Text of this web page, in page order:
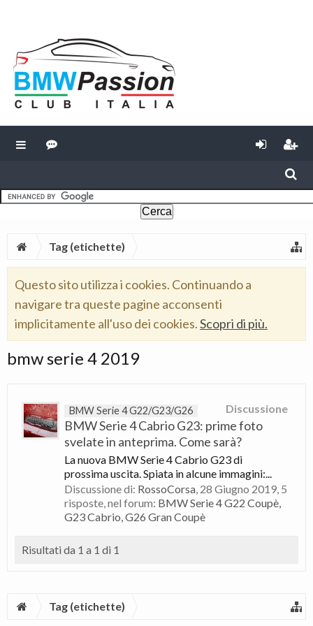
Tag (etichette)
Questo sito utilizza i cookies. Continuando a
navigare tra queste pagine acconsenti
implicitamente all'uso dei cookies.Scopri di più.
bmw serie 4 2019
Discussione
BMW Serie 4 G22/G23/G26
BMW Serie 4 Cabrio G23: prime foto
svelate in anteprima. Come sarà?
La nuova BMW Serie 4 Cabrio G23 di
prossima uscita. Spiata in alcune immagini:...
Discussione di: RossoCorsa, 28 Giugno 2019, 5
risposte, nel forum: BMW Serie 4 G22 Coupè,
G23 Cabrio, G26 Gran Coupè
Risultati da 1 a 1 di 1
Tag (etichette)